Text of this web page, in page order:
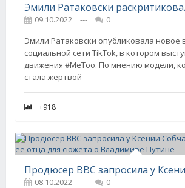
09.10.2022 ---
0
Эмили Ратаковски опубликовала новое
социальной сети TikTok, в котором
движения #MeToo. По мнению модели,
стала жертвой
+918
08.10.2022 ---
0